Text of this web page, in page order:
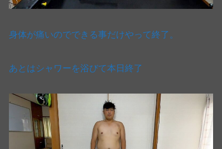
身体が痛いのでできる事だけやって終了。
あとはシャワーを浴びて本日終了